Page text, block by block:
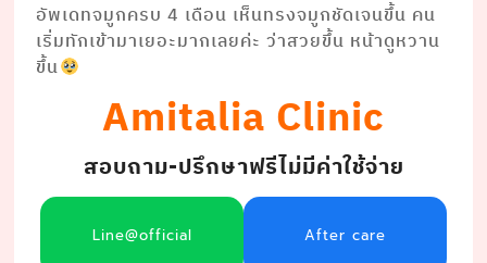
อัพเดทจมูกครบ 4 เดือน เห็นทรงจมูกชัดเจนขึ้น คน
เริ่มทักเข้ามาเยอะมากเลยค่ะ ว่าสวยขึ้น หน้าดูหวาน
ขึ้น
Amitalia Clinic
สอบถาม-ปรึกษาฟรีไม่มีค่าใช้จ่าย
Line@official After care